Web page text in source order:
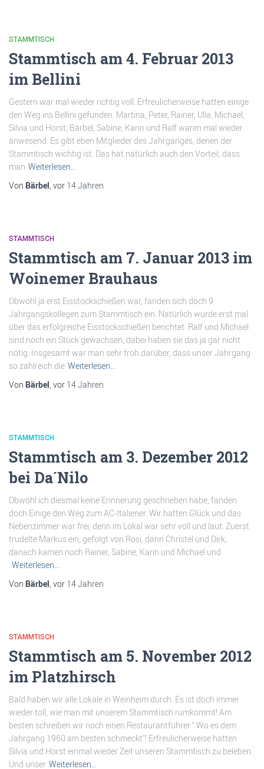
STAMMTISCH
Stammtisch am 4. Februar 2013
im Bellini
Gestern war mal wieder richtig voll. Erfreulicherweise hatten einige
den Weg ins Bellini gefunden. Martina, Peter, Rainer, Ulla, Michael,
Silvia und Horst, Bärbel, Sabine, Karin und Ralf waren mal wieder
anwesend. Es gibt eben Mitglieder des Jahrganges, denen der
Stammtisch wichtig ist. Das hat natürlich auch den Vorteil, dass
man Weiterlesen…
Von Bärbel, vor 14 Jahren
STAMMTISCH
Stammtisch am 7. Januar 2013 im
Woinemer Brauhaus
Obwohl ja erst Eisstockschießen war, fanden sich doch 9
Jahrgangskollegen zum Stammtisch ein. Natürlich wurde erst mal
über das erfolgreiche Eisstockschießen berichtet. Ralf und Michael
sind noch ein Stück gewachsen, dabei haben sie das ja gar nicht
nötig. Insgesamt war man sehr froh darüber, dass unser Jahrgang
so zahlreich die Weiterlesen…
Von Bärbel, vor 14 Jahren
STAMMTISCH
Stammtisch am 3. Dezember 2012
bei Da´Nilo
Obwohl ich diesmal keine Erinnerung geschrieben habe, fanden
doch Einige den Weg zum AC-Italiener. Wir hatten Glück und das
Nebenzimmer war frei, denn im Lokal war sehr voll und laut. Zuerst
trudelte Markus ein, gefolgt von Rosi, dann Christel und Dirk,
danach kamen noch Rainer, Sabine, Karin und Michael und
Weiterlesen…
Von Bärbel, vor 14 Jahren
STAMMTISCH
Stammtisch am 5. November 2012
im Platzhirsch
Bald haben wir alle Lokale in Weinheim durch. Es ist doch immer
wieder toll, wie man mit unserem Stammtisch rumkommt! Am
besten schreiben wir noch einen Restaurantführer “ Wo es dem
Jahrgang 1960 am besten schmeckt“! Erfreulicherweise hatten
Silvia und Horst einmal wieder Zeit unseren Stammtisch zu beleben.
Und unser Weiterlesen…